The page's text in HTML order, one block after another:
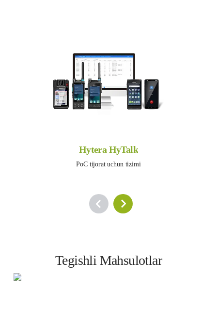
Hytera HyTalk
PoC tijorat uchun tizimi
Tegishli Mahsulotlar